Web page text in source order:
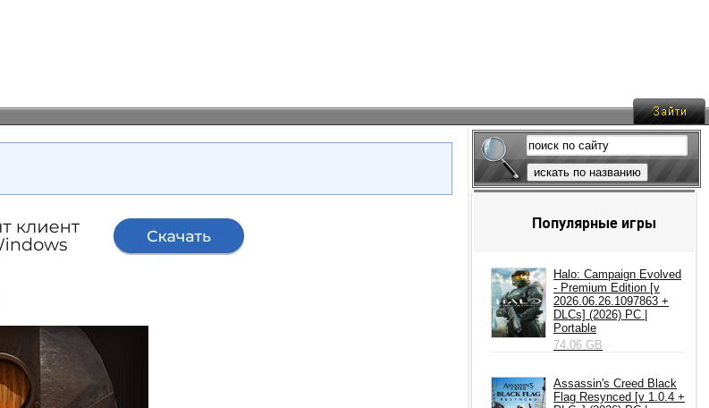
искать по названию
Популярные игры
Halo: Campaign Evolved
- Premium Edition [v
2026.06.26.1097863 +
DLCs] (2026) PC |
Portable
74.06 GB
Assassin's Creed Black
Flag Resynced [v 1.0.4 +